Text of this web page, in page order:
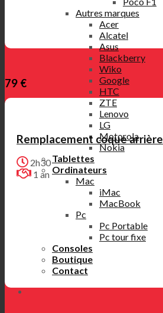
Autres marques
Acer
Alcatel
Asus
Blackberry
Wiko
Google
HTC
ZTE
Lenovo
LG
Motorola
Nokia
Tablettes
Ordinateurs
Mac
iMac
MacBook
Pc
Pc Portable
Pc tour fixe
Consoles
Boutique
Contact
79 €
Remplacement coque arrière
2h30
1 an